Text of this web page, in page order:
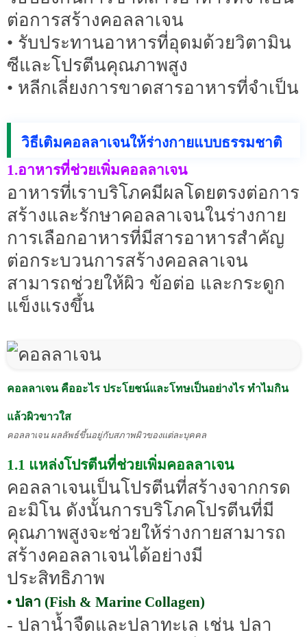
ต่อการสร้างคอลลาเจน
• รับประทานอาหารที่อุดมด้วยวิตามิน
ซีและโปรตีนคุณภาพสูง
• หลีกเลี่ยงการขาดสารอาหารที่จำเป็น
วิธีเติมคอลลาเจนให้ร่างกายแบบธรรมชาติ
1.อาหารที่ช่วยเพิ่มคอลลาเจน
อาหารที่เราบริโภคมีผลโดยตรงต่อการ
สร้างและรักษาคอลลาเจนในร่างกาย
การเลือกอาหารที่มีสารอาหารสำคัญ
ต่อกระบวนการสร้างคอลลาเจน
สามารถช่วยให้ผิว ข้อต่อ และกระดูก
แข็งแรงขึ้น
คอลลาเจน คืออะไร ประโยชน์และโทษเป็นอย่างไร ทำไมกิน
แล้วผิวขาวใส
คอลลาเจน ผลลัพธ์ขึ้นอยู่กับสภาพผิวของแต่ละบุคคล
1.1 แหล่งโปรตีนที่ช่วยเพิ่มคอลลาเจน
คอลลาเจนเป็นโปรตีนที่สร้างจากกรด
อะมิโน ดังนั้นการบริโภคโปรตีนที่มี
คุณภาพสูงจะช่วยให้ร่างกายสามารถ
สร้างคอลลาเจนได้อย่างมี
ประสิทธิภาพ
• ปลา (Fish & Marine Collagen)
- ปลาน้ำจืดและปลาทะเล เช่น ปลา